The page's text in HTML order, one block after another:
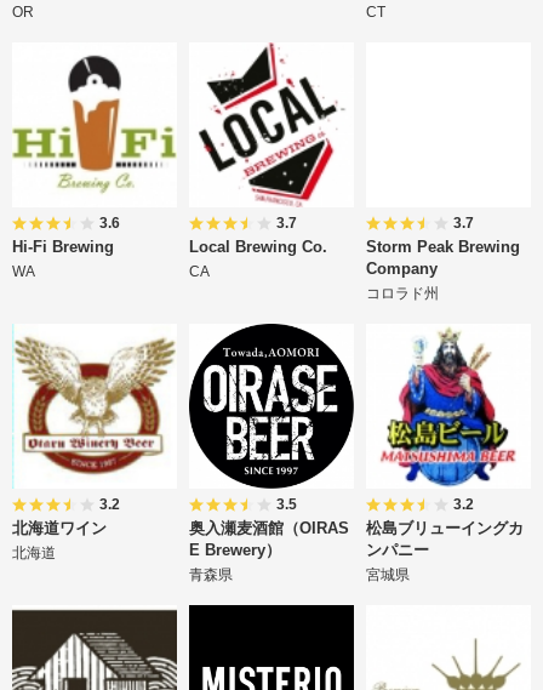
OR CT
3.6
Hi-Fi Brewing
WA
3.7
Local Brewing Co.
CA
3.7
Storm Peak Brewing
Company
コロラド州
3.2
北海道ワイン
北海道
3.5
奥入瀬麦酒館（OIRAS
E Brewery）
青森県
3.2
松島ブリューイングカ
ンパニー
宮城県